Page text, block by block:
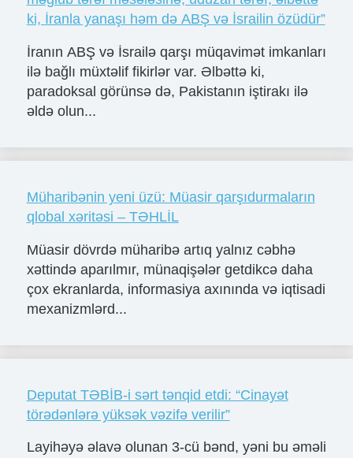
ki, İranla yanaşı həm də ABŞ və İsrailin özüdür”
İranın ABŞ və İsrailə qarşı müqavimət imkanları
ilə bağlı müxtəlif fikirlər var. Əlbəttə ki,
paradoksal görünsə də, Pakistanın iştirakı ilə
əldə olun...
Müharibənin yeni üzü: Müasir qarşıdurmaların
qlobal xəritəsi – TƏHLİL
Müasir dövrdə müharibə artıq yalnız cəbhə
xəttində aparılmır, münaqişələr getdikcə daha
çox ekranlarda, informasiya axınında və iqtisadi
mexanizmlərd...
Deputat TƏBİB-i sərt tənqid etdi: “Cinayət
törədənlərə yüksək vəzifə verilir”
Layihəyə əlavə olunan 3-cü bənd, yəni bu əməli